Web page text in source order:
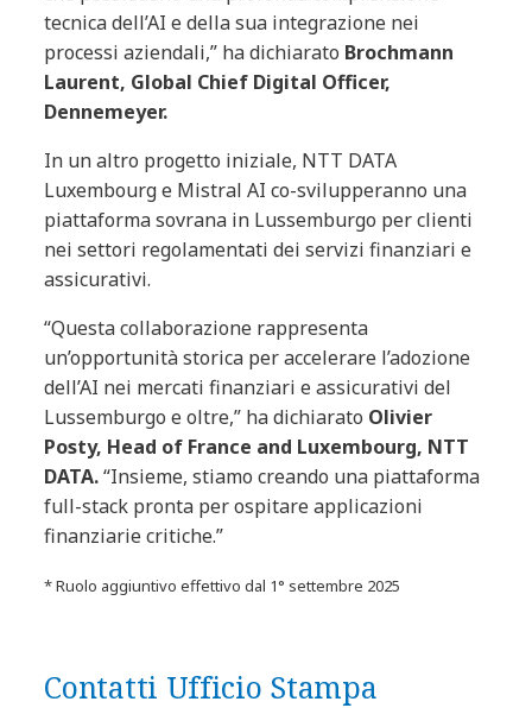
tecnica dell’AI e della sua integrazione nei
processi aziendali,” ha dichiarato Brochmann
Laurent, Global Chief Digital Officer,
Dennemeyer.
In un altro progetto iniziale, NTT DATA
Luxembourg e Mistral AI co-svilupperanno una
piattaforma sovrana in Lussemburgo per clienti
nei settori regolamentati dei servizi finanziari e
assicurativi.
“Questa collaborazione rappresenta
un’opportunità storica per accelerare l’adozione
dell’AI nei mercati finanziari e assicurativi del
Lussemburgo e oltre,” ha dichiarato Olivier
Posty, Head of France and Luxembourg, NTT
DATA.“Insieme, stiamo creando una piattaforma
full-stack pronta per ospitare applicazioni
finanziarie critiche.”
* Ruolo aggiuntivo effettivo dal 1° settembre 2025
Contatti Ufficio Stampa